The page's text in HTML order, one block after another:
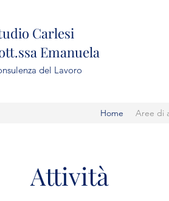
Carlesi
Emanuela
del Lavoro
Home Aree di
Attività